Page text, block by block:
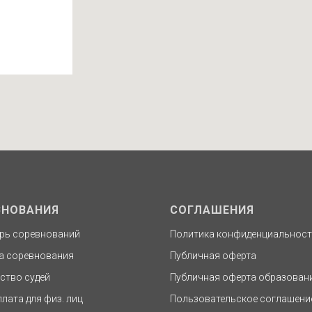
соревнований
соревнования
судей
для физ. лиц
СОГЛАШЕНИЯ
Политика
Публичная оферта
Публичная оферта
Пользовательское соглашени